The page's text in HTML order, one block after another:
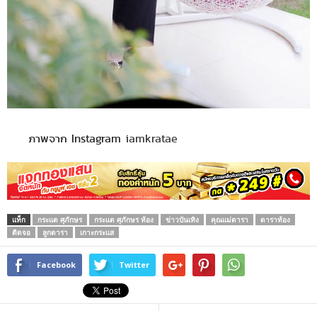
ภาพจาก Instagram iamkratae
แท็ก กระแต ศุภักษร กระแต ศุภักษร ท้อง ข่าวบันเทิง คุณแม่ดารา
ดาราท้อง
ติดจอ
ลูกดารา เกาะกระแส
Facebook Twitter